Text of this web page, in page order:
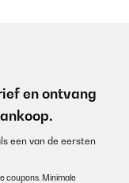
en ontvang
een van de eersten
coupons. Minimale